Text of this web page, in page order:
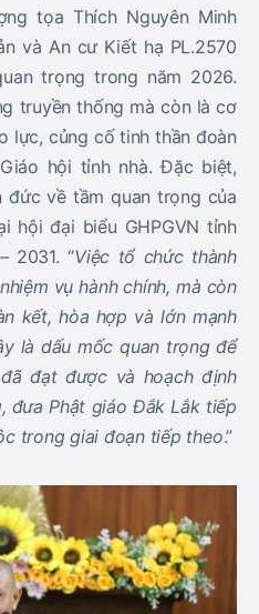
tọa Thích Nguyên Minh
và An cư Kiết hạ PL.2570
trọng trong năm 2026.
truyền thống mà còn là cơ
lực, củng cố tinh thần đoàn
hội tỉnh nhà. Đặc biệt,
về tầm quan trọng của
hội đại biểu GHPGVN tỉnh
2031. “Việc tổ chức thành
vụ hành chính, mà còn
kết, hòa hợp và lớn mạnh
là dấu mốc quan trọng để
đạt được và hoạch định
đưa Phật giáo Đắk Lắk tiếp
trong giai đoạn tiếp theo.”